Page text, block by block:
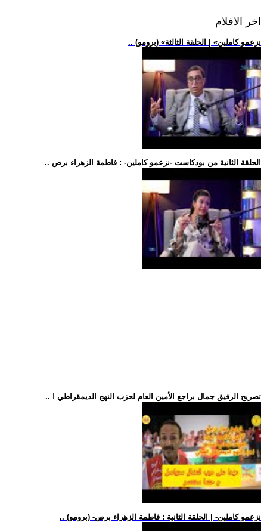
اخر الافلام
.. (برومو) «نزعمو كاملين» | الحلقة الثالثة
.. الحلقة الثانية من بودكاست -نزعمو كاملين- : فاطمة الزهراء برص
.. تصريح الرفيق جمال براجع الأمين العام لحزب النهج الديمقراطي ا
.. (برومو) -نزعمو كاملين- | الحلقة الثانية : فاطمة الزهراء برص